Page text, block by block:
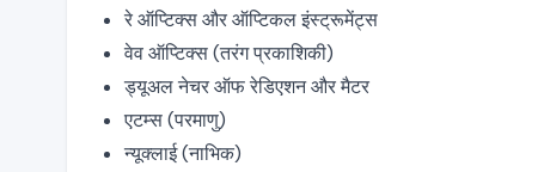
रे ऑप्टिक्स और ऑप्टिकल इंस्ट्रूमेंट्स
वेव ऑप्टिक्स (तरंग प्रकाशिकी)
ड्यूअल नेचर ऑफ रेडिएशन और मैटर
एटम्स (परमाणु)
न्यूक्लाई (नाभिक)